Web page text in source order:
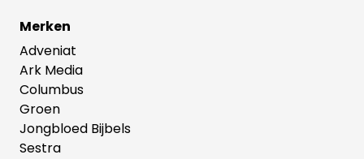
Merken
Adveniat
Ark Media
Columbus
Groen
Jongbloed Bijbels
Sestra